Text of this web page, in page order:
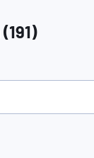
(191)